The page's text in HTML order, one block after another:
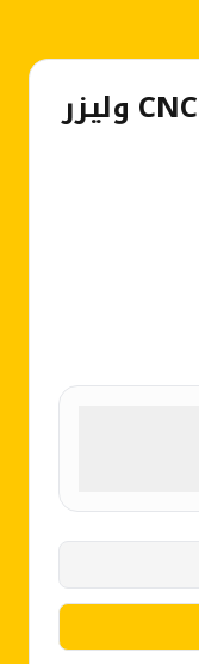
فرصة تصفية: ماكينات CNC وليزر